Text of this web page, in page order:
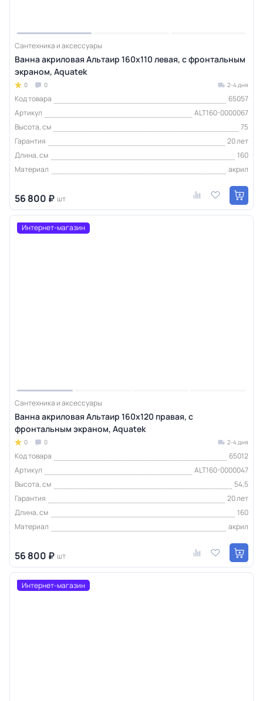
Сантехника и аксессуары
Ванна акриловая Альтаир 160х110 левая, с фронтальным
экраном, Aquatek
0 0 2-4 дня
Код товара
65057
Артикул
ALT160-0000067
Высота, см
75
Гарантия
20 лет
Длина, см
160
Материал
акрил
56 800 ₽ шт
Интернет-магазин
Сантехника и аксессуары
Ванна акриловая Альтаир 160х120 правая, с
фронтальным экраном, Aquatek
0 0 2-4 дня
Код товара
65012
Артикул
ALT160-0000047
Высота, см
54,5
Гарантия
20 лет
Длина, см
160
Материал
акрил
56 800 ₽ шт
Интернет-магазин